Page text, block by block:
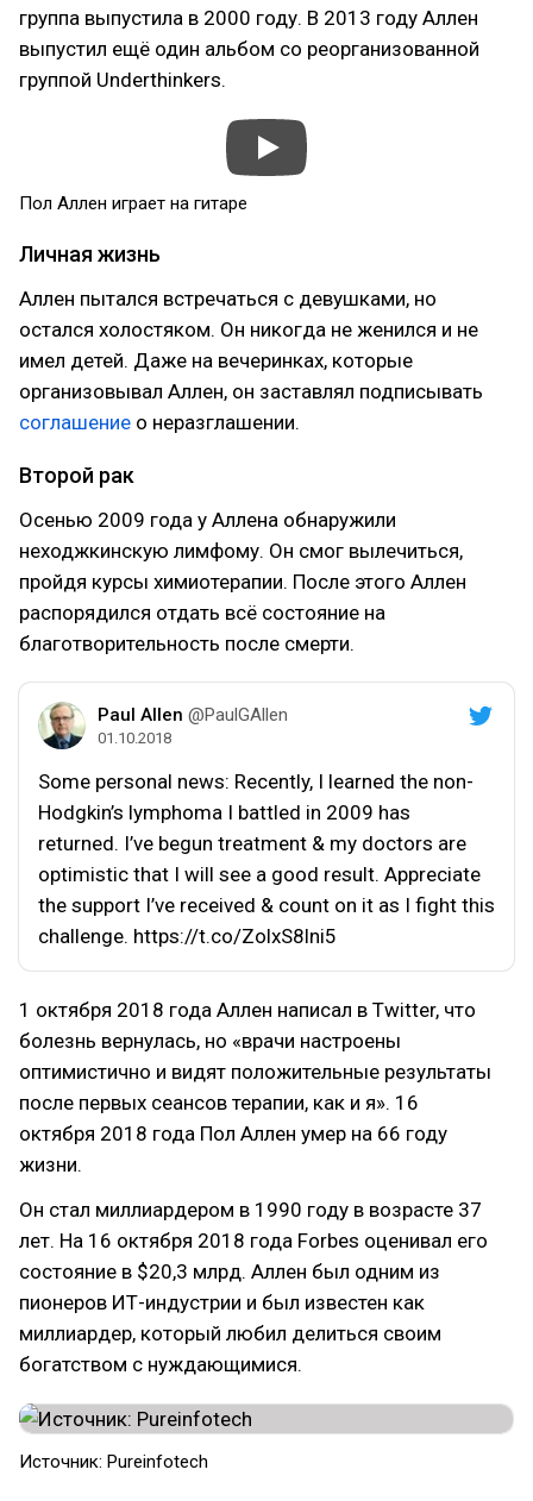
группа выпустила в 2000 году. В 2013 году Аллен
выпустил ещё один альбом со реорганизованной
группой Underthinkers.
Пол Аллен играет на гитаре
Личная жизнь
Аллен пытался встречаться с девушками, но
остался холостяком. Он никогда не женился и не
имел детей. Даже на вечеринках, которые
организовывал Аллен, он заставлял подписывать
соглашение о неразглашении.
Второй рак
Осенью 2009 года у Аллена обнаружили
неходжкинскую лимфому. Он смог вылечиться,
пройдя курсы химиотерапии. После этого Аллен
распорядился отдать всё состояние на
благотворительность после смерти.
Paul Allen @PaulGAllen
01.10.2018
Some personal news: Recently, I learned the non-
Hodgkin’s lymphoma I battled in 2009 has
returned. I’ve begun treatment & my doctors are
optimistic that I will see a good result. Appreciate
the support I’ve received & count on it as I fight this
challenge. https://t.co/ZolxS8lni5
1 октября 2018 года Аллен написал в Twitter, что
болезнь вернулась, но «врачи настроены
оптимистично и видят положительные результаты
после первых сеансов терапии, как и я». 16
октября 2018 года Пол Аллен умер на 66 году
жизни.
Он стал миллиардером в 1990 году в возрасте 37
лет. На 16 октября 2018 года Forbes оценивал его
состояние в $20,3 млрд. Аллен был одним из
пионеров ИТ-индустрии и был известен как
миллиардер, который любил делиться своим
богатством с нуждающимися.
Источник: Pureinfotech